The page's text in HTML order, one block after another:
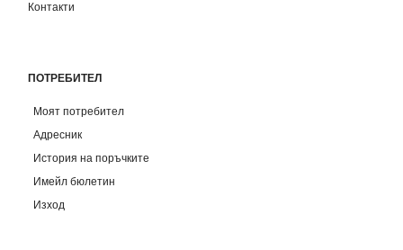
Контакти
ПОТРЕБИТЕЛ
Моят потребител
Адресник
История на поръчките
Имейл бюлетин
Изход